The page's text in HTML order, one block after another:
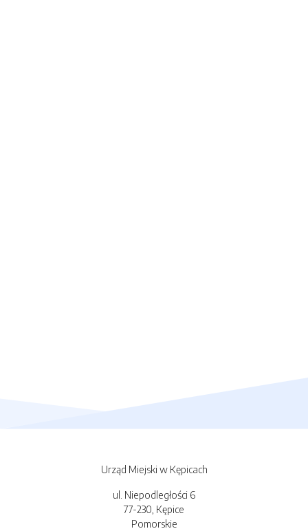
Urząd Miejski w Kępicach
ul. Niepodległości 6
77-230, Kępice
Pomorskie